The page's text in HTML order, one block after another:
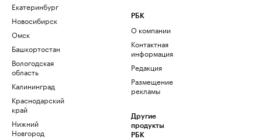
Екатеринбург
Новосибирск
Омск
Башкортостан
Вологодская
область
Калининград
Краснодарский
край
Нижний
Новгород
РБК
О компании
Контактная
информация
Редакция
Размещение
рекламы
Другие
продукты
РБК